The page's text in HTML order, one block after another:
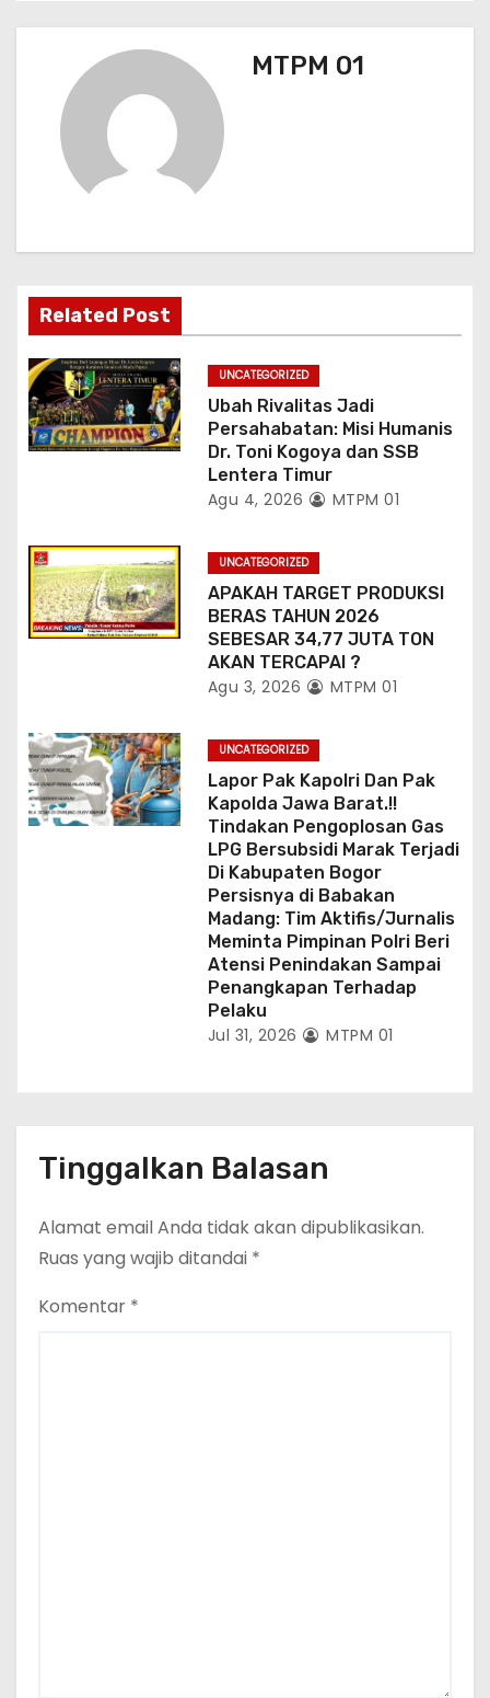
MTPM 01
Related Post
UNCATEGORIZED
Ubah Rivalitas Jadi
Persahabatan: Misi Humanis
Dr. Toni Kogoya dan SSB
Lentera Timur
Agu 4, 2026 MTPM 01
UNCATEGORIZED
APAKAH TARGET PRODUKSI
BERAS TAHUN 2026
SEBESAR 34,77 JUTA TON
AKAN TERCAPAI ?
Agu 3, 2026 MTPM 01
UNCATEGORIZED
Lapor Pak Kapolri Dan Pak
Kapolda Jawa Barat.!!
Tindakan Pengoplosan Gas
LPG Bersubsidi Marak Terjadi
Di Kabupaten Bogor
Persisnya di Babakan
Madang: Tim Aktifis/Jurnalis
Meminta Pimpinan Polri Beri
Atensi Penindakan Sampai
Penangkapan Terhadap
Pelaku
Jul 31, 2026 MTPM 01
Tinggalkan Balasan
Alamat email Anda tidak akan dipublikasikan.
Ruas yang wajib ditandai *
Komentar *